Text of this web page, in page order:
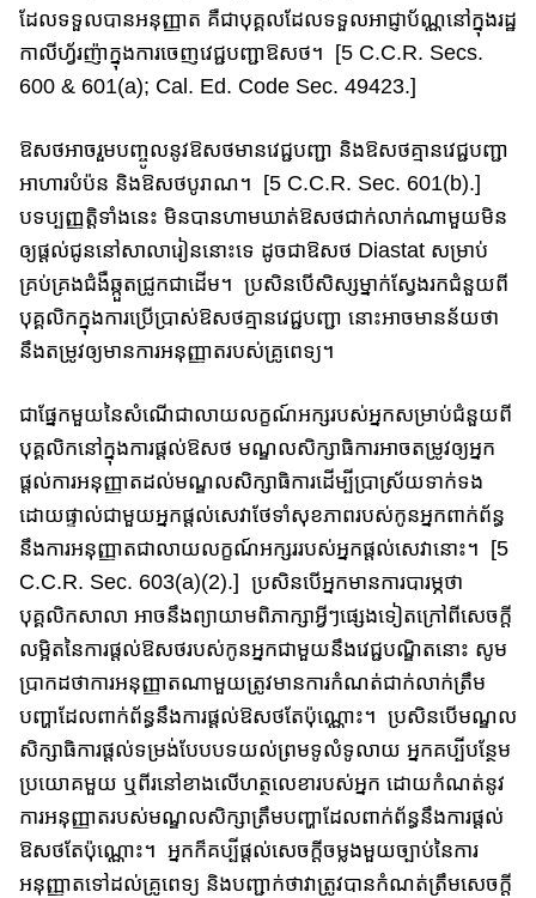
ដែលទទួល​បានអនុញ្ញាត គឺជាបុគ្គលដែល​ទទួលអាជ្ញាប័ណ្ណ​នៅក្នុងរដ្ឋ
កាលីហ្វ័រញ៉ា​ក្នុងការ​ចេញ​វេជ្ជបញ្ជា​ឱសថ​។​​ [5 C.C.R. Secs.
600 & 601(a); Cal. Ed. Code Sec. 49423.]
​ឱសថ​អាច​រួមបញ្ចូលនូវ​ឱសថមានវេជ្ជបញ្ជា និង​ឱសថគ្មានវេជ្ជបញ្ជា​
អាហារបំ​ប៉​ន និង​ឱសថ​បូរាណ​។​ [5 C.C.R. Sec. 601(b).]
បទប្បញ្ញត្តិ​ទាំងនេះ មិនបាន​​ហាម​ឃាត់​ឱសថ​ជាក់លាក់ណាមួយ​មិន
ឲ្យផ្តល់​ជូន​​​នៅសាលា​រៀននោះទេ ដូចជា​ឱសថ​ Diastat សម្រាប់​
គ្រប់គ្រងជំងឺ​ឆ្កួត​ជ្រូកជាដើម​។​ ប្រសិនបើ​សិស្ស​ម្នាក់ស្វែងរក​ជំនួយ​ពី
បុគ្គលិក​ក្នុងការ​ប្រើប្រាស់ឱសថ​គ្មានវេជ្ជបញ្ជា​ នោះ​អាច​មានន័យថា​
នឹង​តម្រូវ​ឲ្យមានការអនុញ្ញាត​របស់​​គ្រូពេទ្យ​។​​
ជាផ្នែកមួយ​នៃ​សំណើ​ជាលាយលក្ខណ៍អក្សរបស់អ្នក​សម្រាប់ជំនួយ​ពី​
បុគ្គលិក​នៅ​ក្នុង​ការ​ផ្តល់​ឱសថ​ មណ្ឌលសិក្សាធិការ​អាចតម្រូវ​ឲ្យ​អ្នក​
ផ្តល់​ការអនុញ្ញាត​ដល់​​មណ្ឌលសិក្សាធិការ​ដើម្បី​ប្រាស្រ័យទាក់ទង​
ដោយផ្ទាល់​ជាមួយ​អ្នក​ផ្តល់សេវា​ថែទាំសុខភាពរបស់កូនអ្នកពាក់ព័ន្ធ​
នឹង​ការអនុញ្ញាតជាលាយលក្ខណ៍អក្សរ​របស់​អ្នកផ្តល់សេវា​នោះ​។​ [5
C.C.R. Sec. 603(a)(2).] ប្រសិនបើអ្នក​មានការបារម្ភ​ថា​​
បុគ្គលិក​សាលា​ អាច​នឹង​ព្យាយាម​ពិភាក្សា​​អ្វីៗ​ផ្សេងទៀត​ក្រៅពី​សេចក្តី​
លម្អិត​​នៃ​ការ​ផ្តល់ឱសថ​របស់​កូន​អ្នក​ជាមួយនឹងវេជ្ជបណ្ឌិ​ត​នោះ សូម
ប្រាកដថា​ការ​អនុញ្ញាត​ណាមួយ​ត្រូវ​មាន​ការកំណត់​ជាក់លាក់​ត្រឹម​
បញ្ហា​ដែលពាក់ព័ន្ធនឹង​ការ​ផ្តល់​ឱសថ​តែ​ប៉ុណ្ណោះ​។​​ ប្រសិនបើ​មណ្ឌល
សិក្សាធិការ​ផ្តល់​ទម្រង់បែបបទ​យល់​ព្រម​ទូលំទូលាយ​ អ្នកគប្បីបន្ថែម​
ប្រយោគ​មួយ ឬ​ពីរ​នៅខាង​លើហត្ថលេខា​របស់​អ្នក ដោយកំណត់​នូវ​
ការអនុញ្ញាត​របស់មណ្ឌលសិក្សា​​ត្រឹមបញ្ហា​ដែល​ពាក់ព័ន្ធ​​នឹង​​ការផ្តល់​
ឱសថតែប៉ុណ្ណោះ​។​ អ្នកក៏គប្បី​ផ្តល់សេចក្តីចម្លងមួយច្បាប់នៃ​ការ​
អនុញ្ញាតទៅដល់គ្រូពេទ្យ​ និង​បញ្ជាក់ថា​វាត្រូវបានកំណត់​ត្រឹមសេចក្តី​